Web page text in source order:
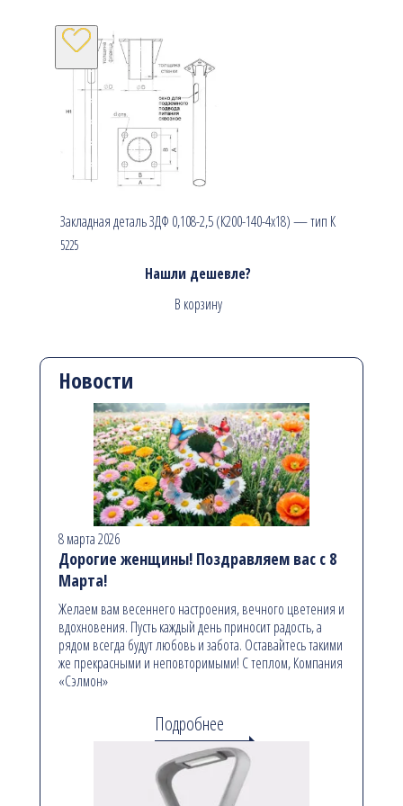
Закладная деталь ЗДФ 0,108-2,5 (К200-140-4х18) — тип К
5225
Нашли дешевле?
В корзину
Новости
8 марта 2026
Дорогие женщины! Поздравляем вас с 8
Марта!
Желаем вам весеннего настроения, вечного цветения и
вдохновения. Пусть каждый день приносит радость, а
рядом всегда будут любовь и забота. Оставайтесь такими
же прекрасными и неповторимыми! С теплом, Компания
«Сэлмон»
Подробнее